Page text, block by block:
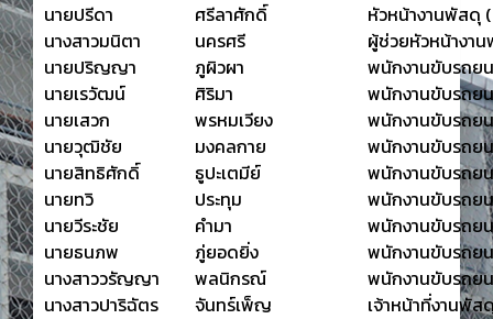
นายปรีดา ศรีลาศักดิ์
หัวหน้างานพัสดุ
นางสาวมนิตา
นครศรี
ผู้ช่วยหัวหน้างา
นายปริญญา
ภูผิวผา
พนักงานขับรถย
นายเรวัฒน์
ศิริมา
พนักงานขับรถย
นายเสวก
พรหมเวียง
พนักงานขับรถย
นายวุฒิชัย
มงคลกาย
พนักงานขับรถย
นายสิทธิศักดิ์
ธูปะเตมีย์
พนักงานขับรถย
นายทวิ
ประทุม
พนักงานขับรถย
นายวีระชัย
คำมา
พนักงานขับรถย
นายธนภพ
ภู่ยอดยิ่ง
พนักงานขับรถย
นางสาววรัญญา
พลนิกรณ์
พนักงานขับรถย
นางสาวปาริฉัตร
จันทร์เพ็ญ เจ้าหน้าที่งานพัส